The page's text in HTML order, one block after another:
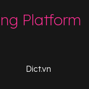
Platform
Dict.vn